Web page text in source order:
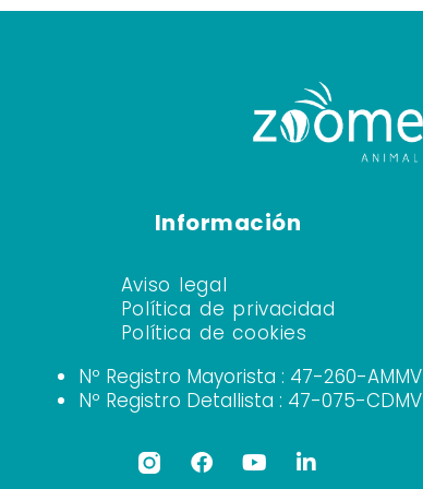
Información
Aviso legal
Política de privacidad
Política de cookies
Nº Registro Mayorista : 47-260-AMMV
Nº Registro Detallista : 47-075-CDMV